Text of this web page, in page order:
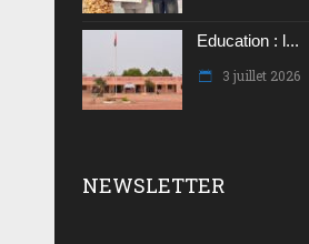
Education : l...
3 juillet 2026
NEWSLETTER